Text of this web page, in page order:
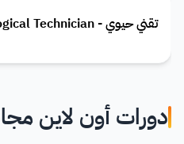
تقني حيوي - Biological Technician
دورات أون لاين